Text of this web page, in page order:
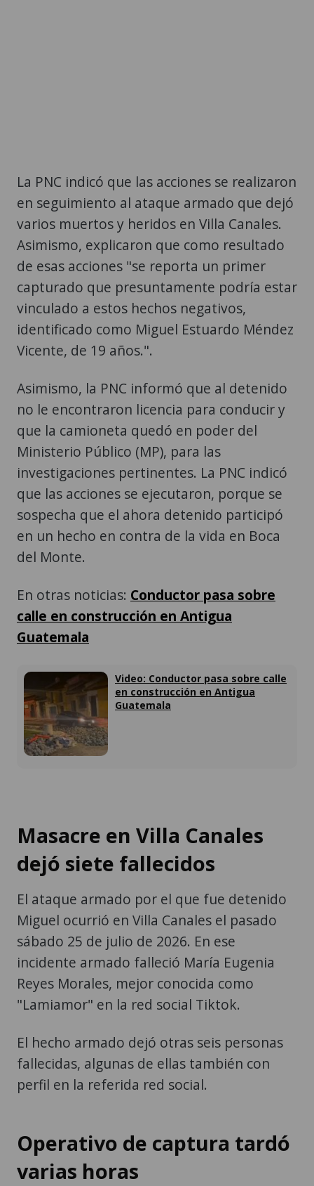
La PNC indicó que las acciones se realizaron
en seguimiento al ataque armado que dejó
varios muertos y heridos en Villa Canales.
Asimismo, explicaron que como resultado
de esas acciones "se reporta un primer
capturado que presuntamente podría estar
vinculado a estos hechos negativos,
identificado como Miguel Estuardo Méndez
Vicente, de 19 años.".
Asimismo, la PNC informó que al detenido
no le encontraron licencia para conducir y
que la camioneta quedó en poder del
Ministerio Público (MP), para las
investigaciones pertinentes. La PNC indicó
que las acciones se ejecutaron, porque se
sospecha que el ahora detenido participó
en un hecho en contra de la vida en Boca
del Monte.
En otras noticias: Conductor pasa sobre
calle en construcción en Antigua
Guatemala
Video: Conductor pasa sobre calle
en construcción en Antigua
Guatemala
Masacre en Villa Canales
dejó siete fallecidos
El ataque armado por el que fue detenido
Miguel ocurrió en Villa Canales el pasado
sábado 25 de julio de 2026. En ese
incidente armado falleció María Eugenia
Reyes Morales, mejor conocida como
"Lamiamor" en la red social Tiktok.
El hecho armado dejó otras seis personas
fallecidas, algunas de ellas también con
perfil en la referida red social.
Operativo de captura tardó
varias horas